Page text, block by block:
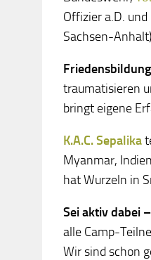
Offizier a.D.
Sachsen-Anhalt)
traumatisieren
bringt eigene
K.A.C. Sepalika
Myanmar,
hat Wurzeln in
Sei aktiv dabei
alle Camp-
Wir sind schon